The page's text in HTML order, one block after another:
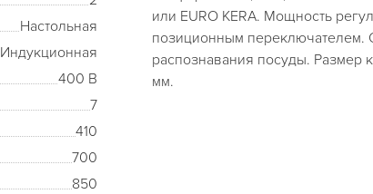
Настольная
Индукционная
400 В
7
410
700
850
или EURO KERA. Мощность
позиционным переключателем.
распознавания посуды. Размер
мм.